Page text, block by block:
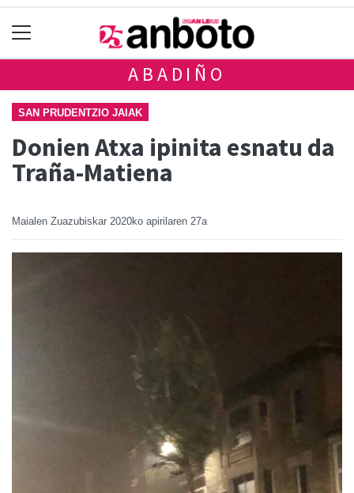
ABADIÑO
SAN PRUDENTZIO JAIAK
Donien Atxa ipinita esnatu da
Traña-Matiena
Maialen Zuazubiskar 2020ko apirilaren 27a